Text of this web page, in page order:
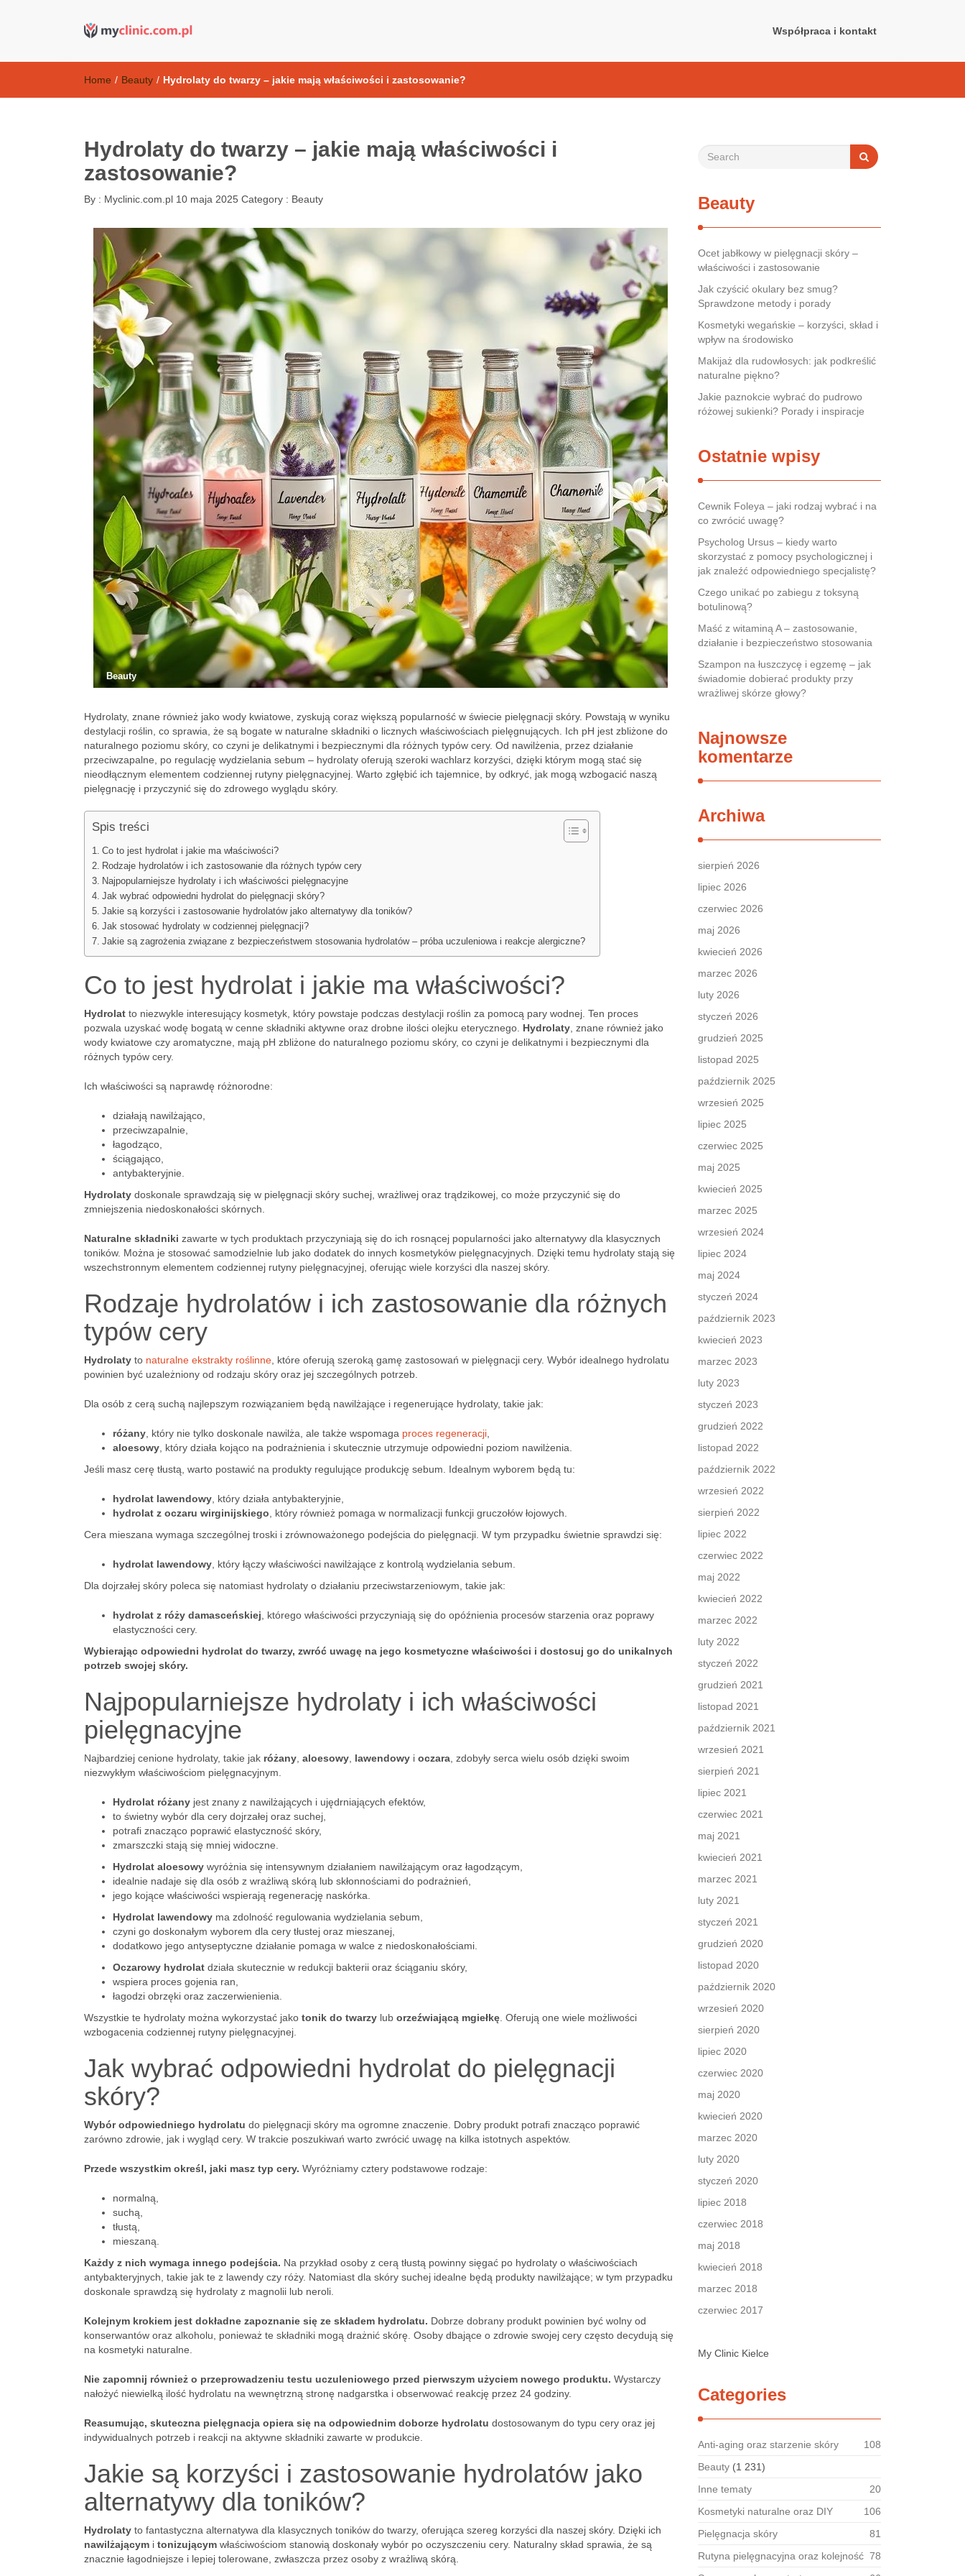
Współpraca i kontakt
Home / Beauty / Hydrolaty do twarzy – jakie mają właściwości i zastosowanie?
Hydrolaty do twarzy – jakie mają właściwości i
zastosowanie?
By : Myclinic.com.pl 10 maja 2025 Category : Beauty
Beauty
Hydrolaty, znane również jako wody kwiatowe, zyskują coraz większą popularność w świecie pielęgnacji skóry. Powstają w wyniku
destylacji roślin, co sprawia, że są bogate w naturalne składniki o licznych właściwościach pielęgnujących. Ich pH jest zbliżone do
naturalnego poziomu skóry, co czyni je delikatnymi i bezpiecznymi dla różnych typów cery. Od nawilżenia, przez działanie
przeciwzapalne, po regulację wydzielania sebum – hydrolaty oferują szeroki wachlarz korzyści, dzięki którym mogą stać się
nieodłącznym elementem codziennej rutyny pielęgnacyjnej. Warto zgłębić ich tajemnice, by odkryć, jak mogą wzbogacić naszą
pielęgnację i przyczynić się do zdrowego wyglądu skóry.
Spis treści
Co to jest hydrolat i jakie ma właściwości?
Rodzaje hydrolatów i ich zastosowanie dla różnych typów cery
Najpopularniejsze hydrolaty i ich właściwości pielęgnacyjne
Jak wybrać odpowiedni hydrolat do pielęgnacji skóry?
Jakie są korzyści i zastosowanie hydrolatów jako alternatywy dla toników?
Jak stosować hydrolaty w codziennej pielęgnacji?
Jakie są zagrożenia związane z bezpieczeństwem stosowania hydrolatów – próba uczuleniowa i reakcje alergiczne?
Co to jest hydrolat i jakie ma właściwości?
Hydrolat to niezwykle interesujący kosmetyk, który powstaje podczas destylacji roślin za pomocą pary wodnej. Ten proces
pozwala uzyskać wodę bogatą w cenne składniki aktywne oraz drobne ilości olejku eterycznego. Hydrolaty , znane również jako
wody kwiatowe czy aromatyczne, mają pH zbliżone do naturalnego poziomu skóry, co czyni je delikatnymi i bezpiecznymi dla
różnych typów cery.
Ich właściwości są naprawdę różnorodne:
działają nawilżająco,
przeciwzapalnie,
łagodząco,
ściągająco,
antybakteryjnie.
Hydrolaty doskonale sprawdzają się w pielęgnacji skóry suchej, wrażliwej oraz trądzikowej, co może przyczynić się do
zmniejszenia niedoskonałości skórnych.
Naturalne składniki zawarte w tych produktach przyczyniają się do ich rosnącej popularności jako alternatywy dla klasycznych
toników. Można je stosować samodzielnie lub jako dodatek do innych kosmetyków pielęgnacyjnych. Dzięki temu hydrolaty stają się
wszechstronnym elementem codziennej rutyny pielęgnacyjnej, oferując wiele korzyści dla naszej skóry.
Rodzaje hydrolatów i ich zastosowanie dla różnych
typów cery
Hydrolaty to naturalne ekstrakty roślinne , które oferują szeroką gamę zastosowań w pielęgnacji cery. Wybór idealnego hydrolatu
powinien być uzależniony od rodzaju skóry oraz jej szczególnych potrzeb.
Dla osób z cerą suchą najlepszym rozwiązaniem będą nawilżające i regenerujące hydrolaty, takie jak:
różany , który nie tylko doskonale nawilża, ale także wspomaga proces regeneracji
aloesowy , który działa kojąco na podrażnienia i skutecznie utrzymuje odpowiedni poziom nawilżenia.
Jeśli masz cerę tłustą, warto postawić na produkty regulujące produkcję sebum. Idealnym wyborem będą tu:
hydrolat lawendowy , który działa antybakteryjnie,
hydrolat z oczaru wirginijskiego , który również pomaga w normalizacji funkcji gruczołów łojowych.
Cera mieszana wymaga szczególnej troski i zrównoważonego podejścia do pielęgnacji. W tym przypadku świetnie sprawdzi się:
hydrolat lawendowy , który łączy właściwości nawilżające z kontrolą wydzielania sebum.
Dla dojrzałej skóry poleca się natomiast hydrolaty o działaniu przeciwstarzeniowym, takie jak:
hydrolat z róży damasceńskiej , którego właściwości przyczyniają się do opóźnienia procesów starzenia oraz poprawy
elastyczności cery.
Wybierając odpowiedni hydrolat do twarzy, zwróć uwagę na jego kosmetyczne właściwości i dostosuj go do unikalnych
potrzeb swojej skóry.
Najpopularniejsze hydrolaty i ich właściwości
pielęgnacyjne
Najbardziej cenione hydrolaty, takie jak różany aloesowy lawendowy i oczara , zdobyły serca wielu osób dzięki swoim
niezwykłym właściwościom pielęgnacyjnym.
Hydrolat różany jest znany z nawilżających i ujędrniających efektów,
to świetny wybór dla cery dojrzałej oraz suchej,
potrafi znacząco poprawić elastyczność skóry,
zmarszczki stają się mniej widoczne.
Hydrolat aloesowy wyróżnia się intensywnym działaniem nawilżającym oraz łagodzącym,
idealnie nadaje się dla osób z wrażliwą skórą lub skłonnościami do podrażnień,
jego kojące właściwości wspierają regenerację naskórka.
Hydrolat lawendowy ma zdolność regulowania wydzielania sebum,
czyni go doskonałym wyborem dla cery tłustej oraz mieszanej,
dodatkowo jego antyseptyczne działanie pomaga w walce z niedoskonałościami.
Oczarowy hydrolat działa skutecznie w redukcji bakterii oraz ściąganiu skóry,
wspiera proces gojenia ran,
łagodzi obrzęki oraz zaczerwienienia.
Wszystkie te hydrolaty można wykorzystać jako tonik do twarzy lub orzeźwiającą mgiełkę . Oferują one wiele możliwości
wzbogacenia codziennej rutyny pielęgnacyjnej.
Jak wybrać odpowiedni hydrolat do pielęgnacji
skóry?
Wybór odpowiedniego hydrolatu do pielęgnacji skóry ma ogromne znaczenie. Dobry produkt potrafi znacząco poprawić
zarówno zdrowie, jak i wygląd cery. W trakcie poszukiwań warto zwrócić uwagę na kilka istotnych aspektów.
Przede wszystkim określ, jaki masz typ cery. Wyróżniamy cztery podstawowe rodzaje:
normalną,
suchą,
tłustą,
mieszaną.
Każdy z nich wymaga innego podejścia. Na przykład osoby z cerą tłustą powinny sięgać po hydrolaty o właściwościach
antybakteryjnych, takie jak te z lawendy czy róży. Natomiast dla skóry suchej idealne będą produkty nawilżające; w tym przypadku
doskonale sprawdzą się hydrolaty z magnolii lub neroli.
Kolejnym krokiem jest dokładne zapoznanie się ze składem hydrolatu. Dobrze dobrany produkt powinien być wolny od
konserwantów oraz alkoholu, ponieważ te składniki mogą drażnić skórę. Osoby dbające o zdrowie swojej cery często decydują się
na kosmetyki naturalne.
Nie zapomnij również o przeprowadzeniu testu uczuleniowego przed pierwszym użyciem nowego produktu. Wystarczy
nałożyć niewielką ilość hydrolatu na wewnętrzną stronę nadgarstka i obserwować reakcję przez 24 godziny.
Reasumując, skuteczna pielęgnacja opiera się na odpowiednim doborze hydrolatu dostosowanym do typu cery oraz jej
indywidualnych potrzeb i reakcji na aktywne składniki zawarte w produkcie.
Jakie są korzyści i zastosowanie hydrolatów jako
alternatywy dla toników?
Hydrolaty to fantastyczna alternatywa dla klasycznych toników do twarzy, oferująca szereg korzyści dla naszej skóry. Dzięki ich
nawilżającym i tonizującym właściwościom stanowią doskonały wybór po oczyszczeniu cery. Naturalny skład sprawia, że są
znacznie łagodniejsze i lepiej tolerowane, zwłaszcza przez osoby z wrażliwą skórą.
Beauty
Ocet jabłkowy w pielęgnacji skóry –
właściwości i zastosowanie
Jak czyścić okulary bez smug?
Sprawdzone metody i porady
Kosmetyki wegańskie – korzyści, skład i
wpływ na środowisko
Makijaż dla rudowłosych: jak podkreślić
naturalne piękno?
Jakie paznokcie wybrać do pudrowo
różowej sukienki? Porady i inspiracje
Ostatnie wpisy
Cewnik Foleya – jaki rodzaj wybrać i na
co zwrócić uwagę?
Psycholog Ursus – kiedy warto
skorzystać z pomocy psychologicznej i
jak znaleźć odpowiedniego specjalistę?
Czego unikać po zabiegu z toksyną
botulinową?
Maść z witaminą A – zastosowanie,
działanie i bezpieczeństwo stosowania
Szampon na łuszczycę i egzemę – jak
świadomie dobierać produkty przy
wrażliwej skórze głowy?
Najnowsze
komentarze
Archiwa
sierpień 2026
lipiec 2026
czerwiec 2026
maj 2026
kwiecień 2026
marzec 2026
luty 2026
styczeń 2026
grudzień 2025
listopad 2025
październik 2025
wrzesień 2025
lipiec 2025
czerwiec 2025
maj 2025
kwiecień 2025
marzec 2025
wrzesień 2024
lipiec 2024
maj 2024
styczeń 2024
październik 2023
kwiecień 2023
marzec 2023
luty 2023
styczeń 2023
grudzień 2022
listopad 2022
październik 2022
wrzesień 2022
sierpień 2022
lipiec 2022
czerwiec 2022
maj 2022
kwiecień 2022
marzec 2022
luty 2022
styczeń 2022
grudzień 2021
listopad 2021
październik 2021
wrzesień 2021
sierpień 2021
lipiec 2021
czerwiec 2021
maj 2021
kwiecień 2021
marzec 2021
luty 2021
styczeń 2021
grudzień 2020
listopad 2020
październik 2020
wrzesień 2020
sierpień 2020
lipiec 2020
czerwiec 2020
maj 2020
kwiecień 2020
marzec 2020
luty 2020
styczeń 2020
lipiec 2018
czerwiec 2018
maj 2018
kwiecień 2018
marzec 2018
czerwiec 2017
My Clinic Kielce
Categories
Anti-aging oraz starzenie skóry
108
Beauty (1 231)
Inne tematy
20
Kosmetyki naturalne oraz DIY
106
Pielęgnacja skóry
81
Rutyna pielęgnacyjna oraz kolejność 78